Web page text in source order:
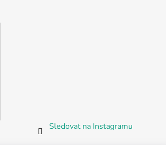
Sledovat na Instagramu